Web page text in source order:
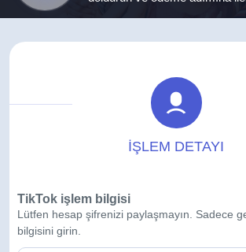
İŞLEM DETAYI
TikTok işlem bilgisi
Lütfen hesap şifrenizi paylaşmayın. Sadece
bilgisini girin.